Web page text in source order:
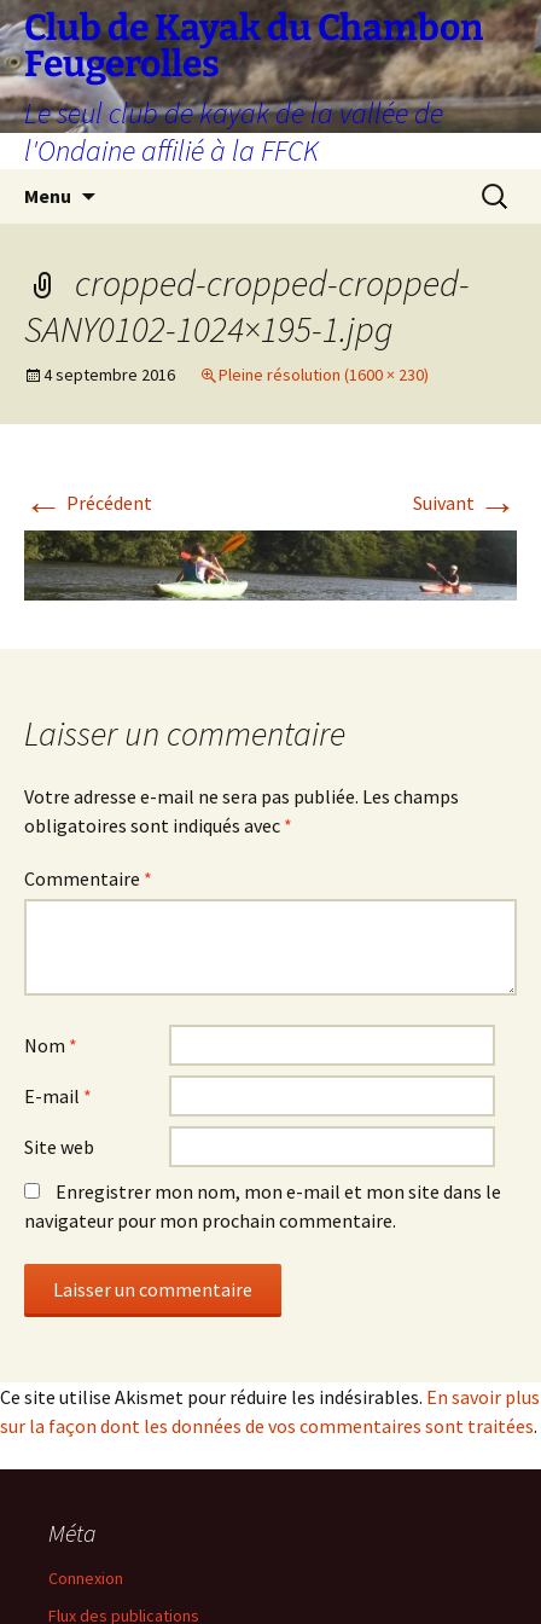
Aller
au
contenu
Club de Kayak du Chambon
Feugerolles
Le seul club de kayak de la vallée de
l'Ondaine affilié à la FFCK
Menu
cropped-cropped-cropped-
SANY0102-1024×195-1.jpg
4 septembre 2016 Pleine résolution (1600 × 230)
← Précédent Suivant →
Laisser un commentaire
Votre adresse e-mail ne sera pas publiée. Les champs
obligatoires sont indiqués avec *
Commentaire *
Nom *
E-mail *
Site web
Enregistrer mon nom, mon e-mail et mon site dans le
navigateur pour mon prochain commentaire.
Ce site utilise Akismet pour réduire les indésirables. En savoir plus
sur la façon dont les données de vos commentaires sont traitées.
Méta
Connexion
Flux des publications